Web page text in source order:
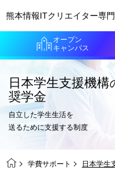
熊本情報ITクリエイター専
オープン
キャンパス
日本学生支援機構
奨学金
自立した学生生活を
送るために支援する制度
学費サポート 日本学生